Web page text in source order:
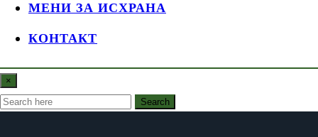
МЕНИ ЗА ИСХРАНА
КОНТАКТ
×
Search